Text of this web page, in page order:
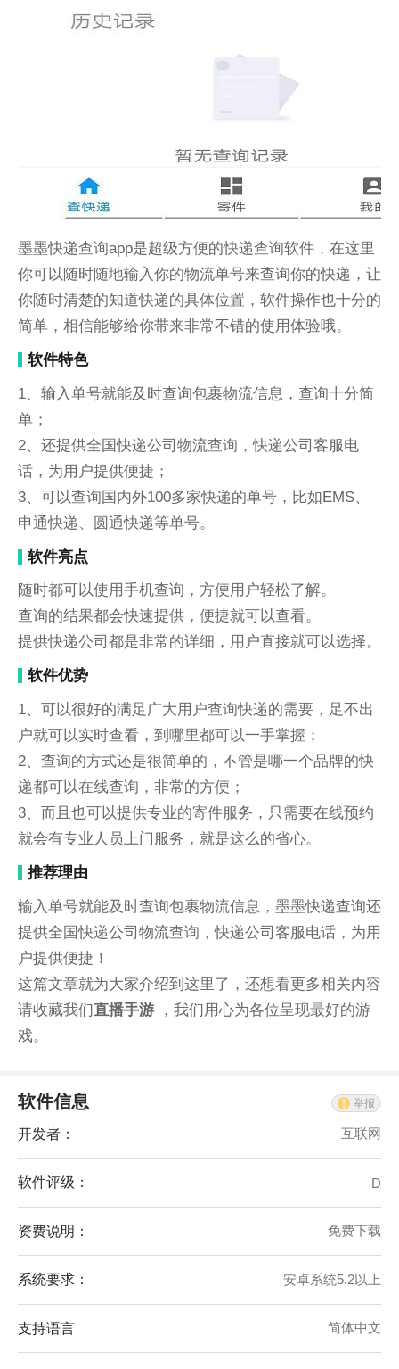
墨墨快递查询app是超级方便的快递查询软件，在这里
你可以随时随地输入你的物流单号来查询你的快递，让
你随时清楚的知道快递的具体位置，软件操作也十分的
简单，相信能够给你带来非常不错的使用体验哦。
软件特色
1、输入单号就能及时查询包裹物流信息，查询十分简
单；
2、还提供全国快递公司物流查询，快递公司客服电
话，为用户提供便捷；
3、可以查询国内外100多家快递的单号，比如EMS、
申通快递、圆通快递等单号。
软件亮点
随时都可以使用手机查询，方便用户轻松了解。
查询的结果都会快速提供，便捷就可以查看。
提供快递公司都是非常的详细，用户直接就可以选择。
软件优势
1、可以很好的满足广大用户查询快递的需要，足不出
户就可以实时查看，到哪里都可以一手掌握；
2、查询的方式还是很简单的，不管是哪一个品牌的快
递都可以在线查询，非常的方便；
3、而且也可以提供专业的寄件服务，只需要在线预约
就会有专业人员上门服务，就是这么的省心。
推荐理由
输入单号就能及时查询包裹物流信息，墨墨快递查询还
提供全国快递公司物流查询，快递公司客服电话，为用
户提供便捷！
这篇文章就为大家介绍到这里了，还想看更多相关内容
请收藏我们直播手游，我们用心为各位呈现最好的游
戏。
软件信息 举报
开发者： 互联网
软件评级： D
资费说明： 免费下载
系统要求： 安卓系统5.2以上
支持语言 简体中文